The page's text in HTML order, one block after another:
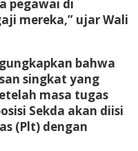
pegawai di
mereka,” ujar Wali
bahwa
singkat yang
masa tugas
Sekda akan diisi
(Plt) dengan